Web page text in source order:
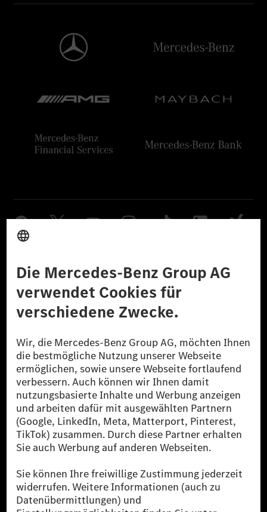
Datenschutz Lizenzhinweise Dritter Barrierefreiheit
© 2026 Mercedes-Benz Group AG. Alle Rechte vorbehalten.
[1] Bilanziell CO₂-neutral bedeutet, dass nicht vermiedene oder nicht
reduzierte CO₂-Emissionen bei der Mercedes-Benz Group durch
zertifizierte Ausgleichsprojekte kompensiert werden.
[2] Renewable Charging ist ein integraler Bestandteil von MB.CHARGE
Public in Europa, den USA, Kanada und China. Sofern an der jeweiligen
Ladestation noch kein Strom aus erneuerbaren Energien vorliegt,
verwendet Renewable Charging Grünstromzertifikate*. Diese stellen
sicher, dass für Ladevorgänge über MB.CHARGE Public eine äquivalente
Strommenge aus erneuerbaren Energien ins Stromnetz eingespeist wird.
als sechs Jahre sind.
* Inkl. EKOenergy Ökolabel
* Die angegebenen Werte wurden nach dem vorgeschriebenen
Messverfahren WLTP (Worldwide harmonised Light vehicles Test